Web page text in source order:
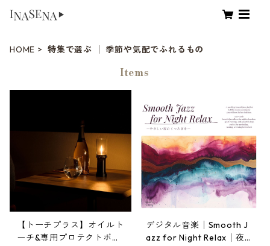
HOME 特集で選ぶ │ 季節や気配でふれるもの
Items
【トーチプラス】オイルト
ーチ&専用プロテクトボッ
デジタル音楽│Smooth J
azz for Night Relax│夜